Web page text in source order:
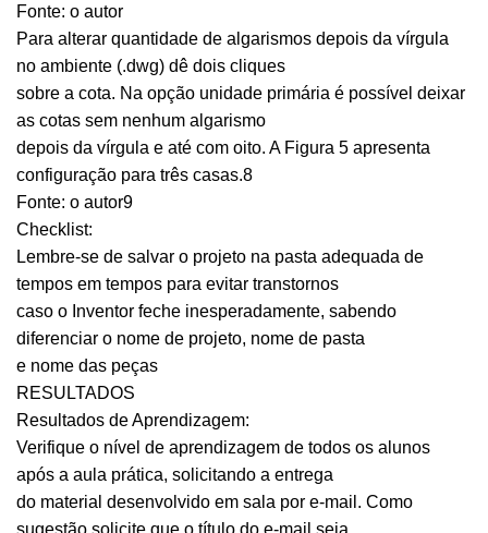
Fonte: o autor
Para alterar quantidade de algarismos depois da vírgula
no ambiente (.dwg) dê dois cliques
sobre a cota. Na opção unidade primária é possível deixar
as cotas sem nenhum algarismo
depois da vírgula e até com oito. A Figura 5 apresenta
configuração para três casas.8
Fonte: o autor9
Checklist:
Lembre-se de salvar o projeto na pasta adequada de
tempos em tempos para evitar transtornos
caso o Inventor feche inesperadamente, sabendo
diferenciar o nome de projeto, nome de pasta
e nome das peças
RESULTADOS
Resultados de Aprendizagem:
Verifique o nível de aprendizagem de todos os alunos
após a aula prática, solicitando a entrega
do material desenvolvido em sala por e-mail. Como
sugestão solicite que o título do e-mail seja